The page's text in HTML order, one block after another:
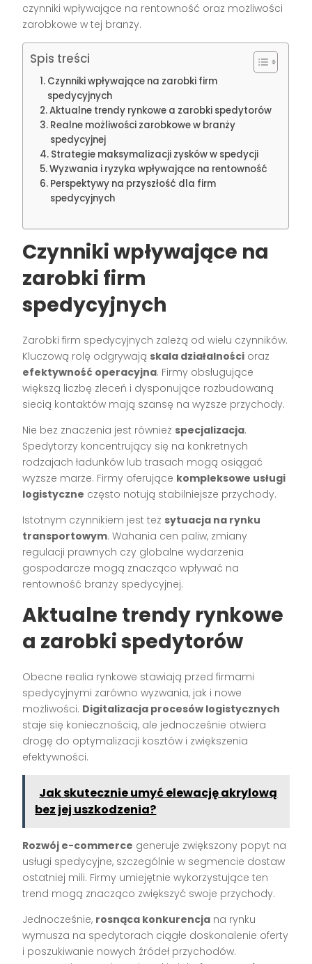
czynniki wpływające na rentowność oraz możliwości
zarobkowe w tej branży.
Spis treści
Czynniki wpływające na zarobki firm
spedycyjnych
Aktualne trendy rynkowe a zarobki spedytorów
Realne możliwości zarobkowe w branży
spedycyjnej
Strategie maksymalizacji zysków w spedycji
Wyzwania i ryzyka wpływające na rentowność
Perspektywy na przyszłość dla firm
spedycyjnych
Czynniki wpływające na
zarobki firm
spedycyjnych
Zarobki firm spedycyjnych zależą od wielu czynników.
Kluczową rolę odgrywają skala działalności oraz
efektywność operacyjna. Firmy obsługujące
większą liczbę zleceń i dysponujące rozbudowaną
siecią kontaktów mają szansę na wyższe przychody.
Nie bez znaczenia jest również specjalizacja.
Spedytorzy koncentrujący się na konkretnych
rodzajach ładunków lub trasach mogą osiągać
wyższe marże. Firmy oferujące kompleksowe usługi
logistyczne często notują stabilniejsze przychody.
Istotnym czynnikiem jest też sytuacja na rynku
transportowym. Wahania cen paliw, zmiany
regulacji prawnych czy globalne wydarzenia
gospodarcze mogą znacząco wpływać na
rentowność branży spedycyjnej.
Aktualne trendy rynkowe
a zarobki spedytorów
Obecne realia rynkowe stawiają przed firmami
spedycyjnymi zarówno wyzwania, jak i nowe
możliwości. Digitalizacja procesów logistycznych
staje się koniecznością, ale jednocześnie otwiera
drogę do optymalizacji kosztów i zwiększenia
efektywności.
Jak skutecznie umyć elewację akrylową
bez jej uszkodzenia?
Rozwój e-commerce generuje zwiększony popyt na
usługi spedycyjne, szczególnie w segmencie dostaw
ostatniej mili. Firmy umiejętnie wykorzystujące ten
trend mogą znacząco zwiększyć swoje przychody.
Jednocześnie, rosnąca konkurencja na rynku
wymusza na spedytorach ciągłe doskonalenie oferty
i poszukiwanie nowych źródeł przychodów.